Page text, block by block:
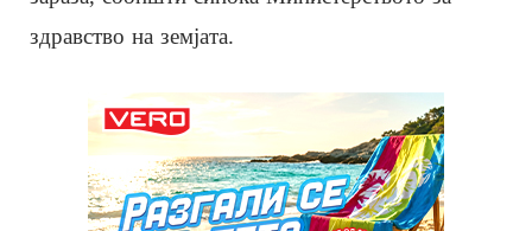
здравство на земјата.